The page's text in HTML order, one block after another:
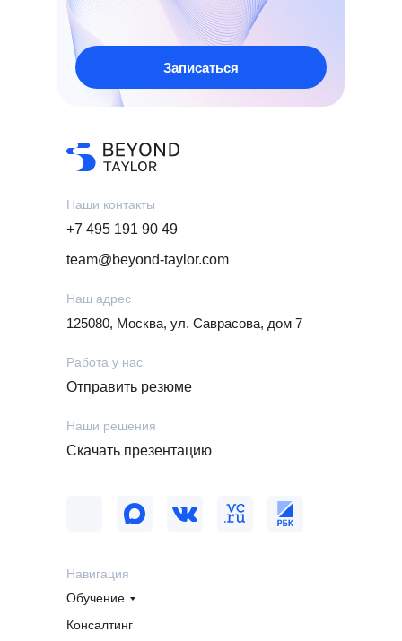
Записаться
Навигация
Обучение
Консалтинг
Наши контакты
Наш адрес
Работа у нас
+7 495 191 90 49
125080, Москва, ул. Саврасова, дом 7
team@beyond-taylor.com
Отправить резюме
Наши решения
Скачать презентацию